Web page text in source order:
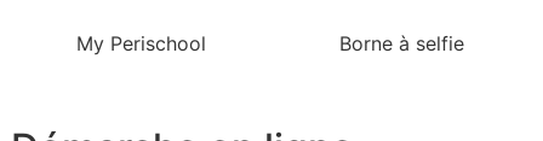
My Perischool Borne à selfie